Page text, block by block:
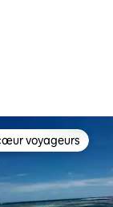
voyageurs
voyageurs